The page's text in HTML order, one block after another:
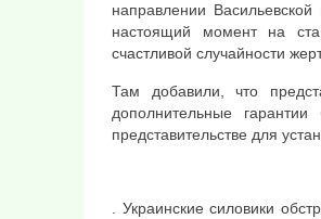
направлении
настоящий момент на
счастливой случайности
Там добавили, что
дополнительные
представительстве для
. Украинские силовики